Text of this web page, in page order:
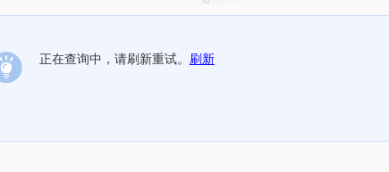
正在查询中，请刷新重试。 刷新